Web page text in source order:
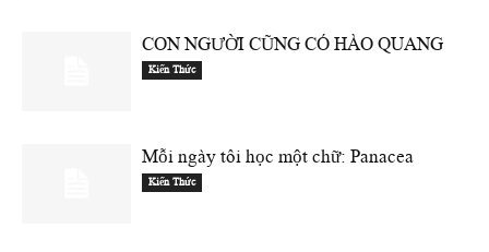
CON NGƯỜI CŨNG CÓ HÀO QUANG
Kiến Thức
Mỗi ngày tôi học một chữ: Panacea
Kiến Thức